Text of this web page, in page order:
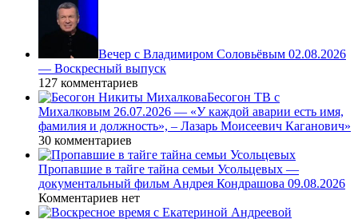
Вечер с Владимиром Соловьёвым 02.08.2026
— Воскресный выпуск
127 комментариев
Бесогон ТВ с
Михалковым 26.07.2026 — «У каждой аварии есть имя,
фамилия и должность», – Лазарь Моисеевич Каганович»
30 комментариев
Пропавшие в тайге тайна семьи Усольцевых —
документальный фильм Андрея Кондрашова 09.08.2026
Комментариев нет